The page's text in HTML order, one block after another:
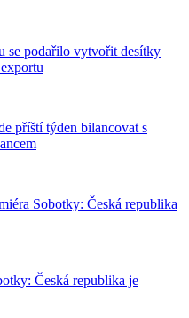
se podařilo vytvořit desítky
příští týden bilancovat s
Sobotky: Česká republika
Česká republika je